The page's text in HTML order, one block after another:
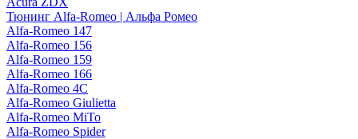
Тюнинг Alfa-Romeo | Альфа Ромео
Alfa-Romeo 147
Alfa-Romeo 156
Alfa-Romeo 159
Alfa-Romeo 166
Alfa-Romeo 4C
Alfa-Romeo Giulietta
Alfa-Romeo MiTo
Alfa-Romeo Spider